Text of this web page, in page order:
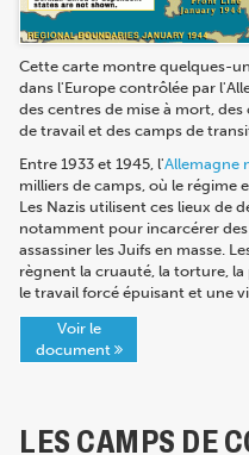
Cette carte montre quelques-
dans l'Europe contrôlée par
des centres de mise à mort,
de travail et des camps de
Entre 1933 et 1945, l'Allemagne
milliers de camps, où le régime
Les Nazis utilisent ces lieux de
notamment pour incarcérer
assassiner les Juifs en masse.
règnent la cruauté, la torture,
le travail forcé épuisant et une
Voir le
document
LES CAMPS DE